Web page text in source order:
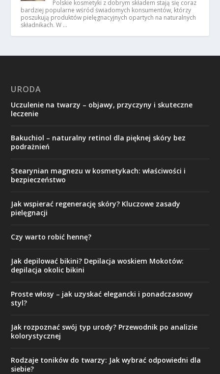
Polskie kosmetyki z dobrym składem stają się coraz
bardziej popularne wśród świadomych konsumentów, którzy
poszukują produktów pielęgnacyjnych opartych na naturalnych
składnikach. W …
URODA
Uczulenie na twarzy – objawy, przyczyny i skuteczne
leczenie
Bakuchiol – naturalny retinol dla pięknej skóry bez
podrażnień
Stearynian magnezu w kosmetykach: właściwości i
bezpieczeństwo
Jak wspierać regenerację skóry? Kluczowe zasady
pielęgnacji
Czy warto robić hennę?
Jak depilować bikini? Depilacja woskiem Mokotów:
depilacja okolic bikini
Proste włosy – jak uzyskać elegancki i ponadczasowy
styl?
Jak rozpoznać swój typ urody? Przewodnik po analizie
kolorystycznej
Rodzaje toników do twarzy: Jak wybrać odpowiedni dla
siebie?